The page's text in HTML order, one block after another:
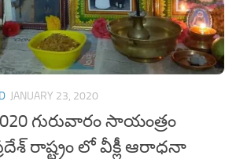
JANUARY 23, 2020
గురువారం సాయంత్రం
రాష్ట్రం లో వీక్లీ ఆరాధనా